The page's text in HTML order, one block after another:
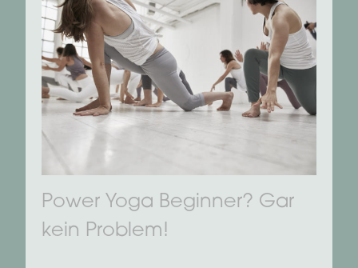
Power Yoga Beginner? Gar
kein Problem!